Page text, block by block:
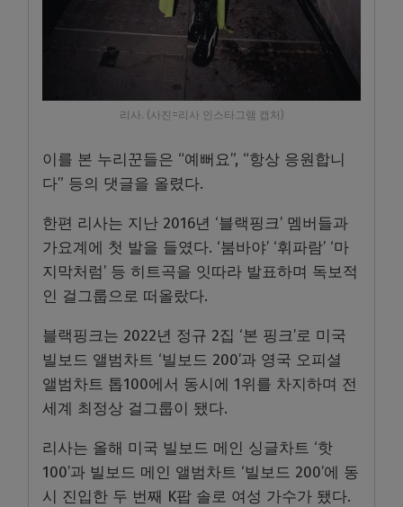
리사. (사진=리사 인스타그램 캡처)
이를 본 누리꾼들은 “예뻐요”, “항상 응원합니
다” 등의 댓글을 올렸다.
한편 리사는 지난 2016년 ‘블랙핑크’ 멤버들과
가요계에 첫 발을 들였다. ‘붐바야’ ‘휘파람’ ‘마
지막처럼’ 등 히트곡을 잇따라 발표하며 독보적
인 걸그룹으로 떠올랐다.
블랙핑크는 2022년 정규 2집 ‘본 핑크’로 미국
빌보드 앨범차트 ‘빌보드 200’과 영국 오피셜
앨범차트 톱100에서 동시에 1위를 차지하며 전
세계 최정상 걸그룹이 됐다.
리사는 올해 미국 빌보드 메인 싱글차트 ‘핫
100’과 빌보드 메인 앨범차트 ‘빌보드 200’에 동
시 진입한 두 번째 K팝 솔로 여성 가수가 됐다.